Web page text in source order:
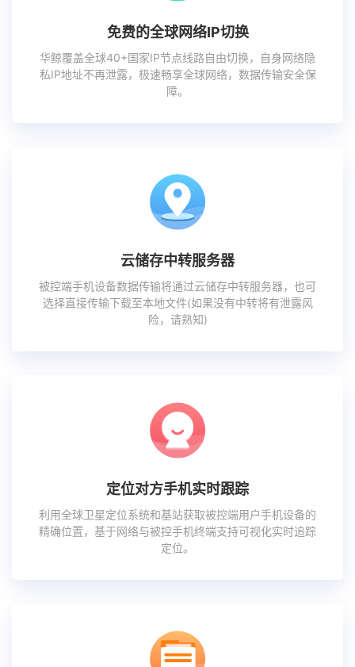
免费的全球网络IP切换
华鲸覆盖全球40+国家IP节点线路自由切换，自身网络隐
私IP地址不再泄露，极速畅享全球网络，数据传输安全保
障。
云储存中转服务器
被控端手机设备数据传输将通过云储存中转服务器，也可
选择直接传输下载至本地文件(如果没有中转将有泄露风
险，请熟知)
定位对方手机实时跟踪
利用全球卫星定位系统和基站获取被控端用户手机设备的
精确位置，基于网络与被控手机终端支持可视化实时追踪
定位。